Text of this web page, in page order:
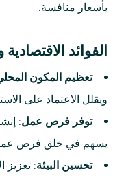
بأسعار منافسة.
الفوائد الاقتصادية
تعظيم المكون
ويقلل الاعتماد على
توفر فرص عمل:
يسهم في خلق فرص
تحسين البيئة: تعزيز